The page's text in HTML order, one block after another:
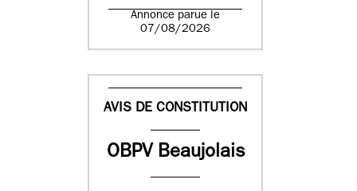
Annonce parue le
07/08/2026
AVIS DE CONSTITUTION
OBPV Beaujolais